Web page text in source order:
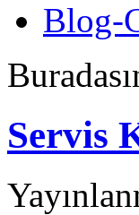
Blog-
Servis